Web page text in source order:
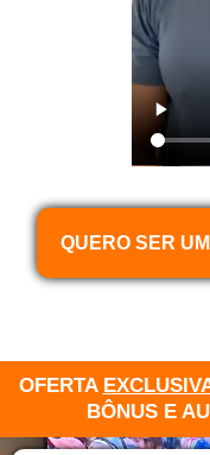
QUERO SER
OFERTA
BÔNUS E